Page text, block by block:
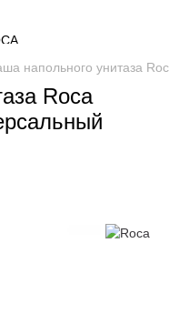
напольного унитаза
Roca